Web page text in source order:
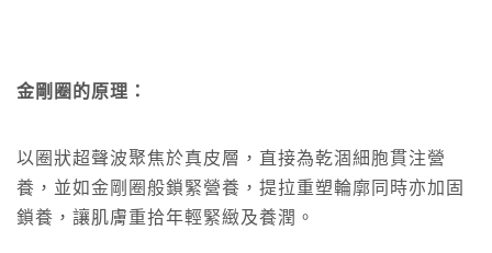
金剛圈的原理：
以圈狀超聲波聚焦於真皮層，直接為乾涸細胞貫注營
養，並如金剛圈般鎖緊營養，提拉重塑輪廓同時亦加固
鎖養，讓肌膚重拾年輕緊緻及養潤。